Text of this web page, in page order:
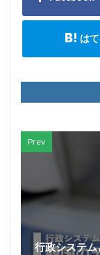
Prev
行政システ